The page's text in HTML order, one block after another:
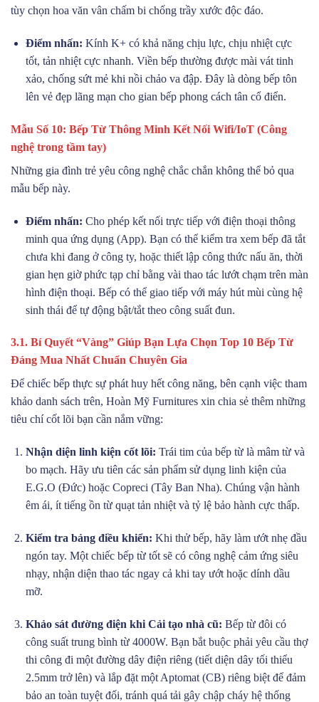
tùy chọn hoa văn vân chấm bi chống trầy xước độc đáo.
Điểm nhấn: Kính K+ có khả năng chịu lực, chịu nhiệt cực
tốt, tản nhiệt cực nhanh. Viền bếp thường được mài vát tinh
xảo, chống sứt mẻ khi nồi chảo va đập. Đây là dòng bếp tôn
lên vẻ đẹp lãng mạn cho gian bếp phong cách tân cổ điển.
Mẫu Số 10: Bếp Từ Thông Minh Kết Nối Wifi/IoT (Công
nghệ trong tầm tay)
Những gia đình trẻ yêu công nghệ chắc chắn không thể bỏ qua
mẫu bếp này.
Điểm nhấn: Cho phép kết nối trực tiếp với điện thoại thông
minh qua ứng dụng (App). Bạn có thể kiểm tra xem bếp đã tắt
chưa khi đang ở công ty, hoặc thiết lập công thức nấu ăn, thời
gian hẹn giờ phức tạp chỉ bằng vài thao tác lướt chạm trên màn
hình điện thoại. Bếp có thể giao tiếp với máy hút mùi cùng hệ
sinh thái để tự động bật/tắt theo công suất đun.
3.1. Bí Quyết “Vàng” Giúp Bạn Lựa Chọn Top 10 Bếp Từ
Đáng Mua Nhất Chuẩn Chuyên Gia
Để chiếc bếp thực sự phát huy hết công năng, bên cạnh việc tham
khảo danh sách trên, Hoàn Mỹ Furnitures xin chia sẻ thêm những
tiêu chí cốt lõi bạn cần nắm vững:
Nhận diện linh kiện cốt lõi: Trái tim của bếp từ là mâm từ và
bo mạch. Hãy ưu tiên các sản phẩm sử dụng linh kiện của
E.G.O (Đức) hoặc Copreci (Tây Ban Nha). Chúng vận hành
êm ái, ít tiếng ồn từ quạt tản nhiệt và tỷ lệ bảo hành cực thấp.
Kiểm tra bảng điều khiển: Khi thử bếp, hãy làm ướt nhẹ đầu
ngón tay. Một chiếc bếp từ tốt sẽ có công nghệ cảm ứng siêu
nhạy, nhận diện thao tác ngay cả khi tay ướt hoặc dính dầu
mỡ.
Khảo sát đường điện khi Cải tạo nhà cũ: Bếp từ đôi có
công suất trung bình từ 4000W. Bạn bắt buộc phải yêu cầu thợ
thi công đi một đường dây điện riêng (tiết diện dây tối thiểu
2.5mm trở lên) và lắp đặt một Aptomat (CB) riêng biệt để đảm
bảo an toàn tuyệt đối, tránh quá tải gây chập cháy hệ thống